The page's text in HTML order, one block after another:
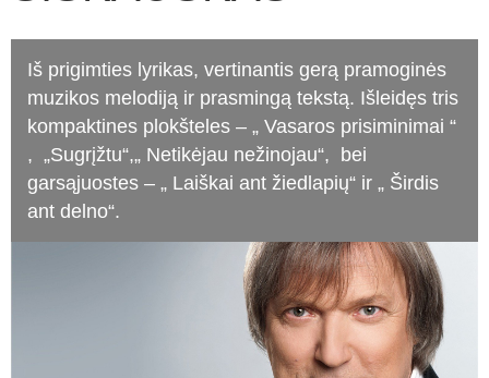
Iš prigimties lyrikas, vertinantis gerą pramoginės
muzikos melodiją ir prasmingą tekstą. Išleidęs tris
kompaktines plokšteles – „ Vasaros prisiminimai “
, „Sugrįžtu“,„ Netikėjau nežinojau“, bei
garsąjuostes – „ Laiškai ant žiedlapių“ ir „ Širdis
ant delno“.